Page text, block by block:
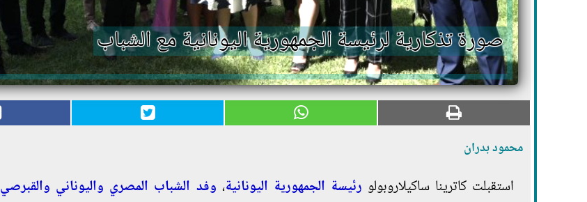
صورة تذكارية لرئيسة الجمهورية اليونانية مع الشباب
محمود بدران
استقبلت كاترينا ساكيلاروبولو رئيسة الجمهورية اليونانية، وفد الشباب المصري واليوناني والقبرصي